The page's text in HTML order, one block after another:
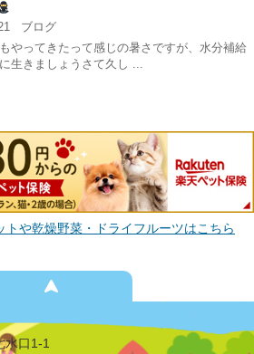
ブログ
やってきたって感じの暑さですが、水分補給
生きましょうさて久し ...
トや乾燥野菜・ドライフルーツはこちら
水口1-1